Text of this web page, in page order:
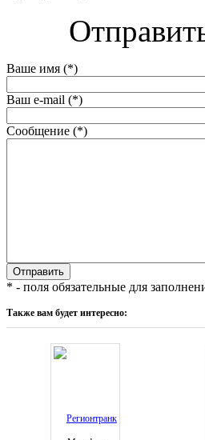
Ваше имя (*)
Ваш e-mail (*)
Сообщение (*)
* - поля обязательные для
Также вам будет интересно: